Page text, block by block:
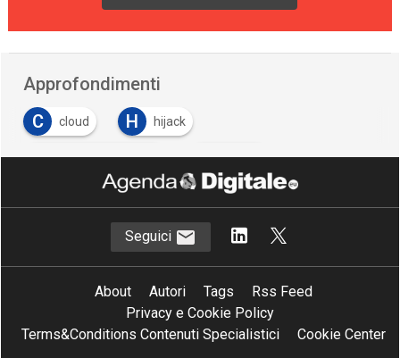
Approfondimenti
C
cloud H hijack
I Internet of Things M mobile
phishing S sicurezza IT
Seguici
About Autori Tags
Rss Feed
Privacy e Cookie Policy
Terms&Conditions Contenuti Specialistici
Cookie Center